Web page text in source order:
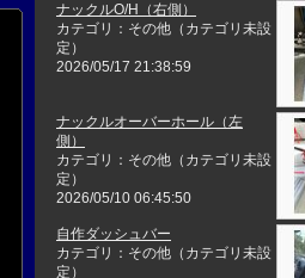
ナックルO/H（右側）
カテゴリ：その他（カテゴリ未設
定）
2026/05/17 21:38:59
ナックルオーバーホール（左
側）
カテゴリ：その他（カテゴリ未設
定）
2026/05/10 06:45:50
自作ダッシュバー
カテゴリ：その他（カテゴリ未設
定）